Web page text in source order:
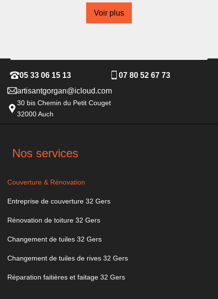
Voir plus
05 33 06 15 13
07 80 52 67 73
artisantgorgan@icloud.com
30 bis Chemin du Petit Couget
32000 Auch
Nos services
Couverture & Rénovation
Entreprise de couverture 32 Gers
Rénovation de toiture 32 Gers
Changement de tuiles 32 Gers
Changement de tuiles de rives 32 Gers
Réparation faitières et faitage 32 Gers